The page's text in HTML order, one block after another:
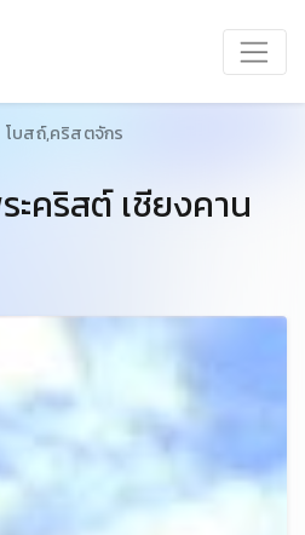
โบสถ์,คริสตจักร
คริสต์ เชียงคาน